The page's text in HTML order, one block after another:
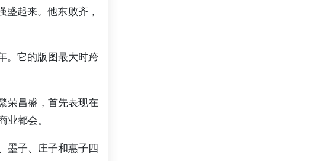
盛起来。他东败齐，
。它的版图最大时跨
荣昌盛，首先表现在
都会。
墨子、庄子和惠子四